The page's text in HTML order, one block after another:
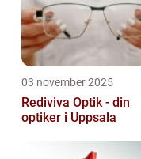
03 november 2025
Rediviva Optik - din
optiker i Uppsala